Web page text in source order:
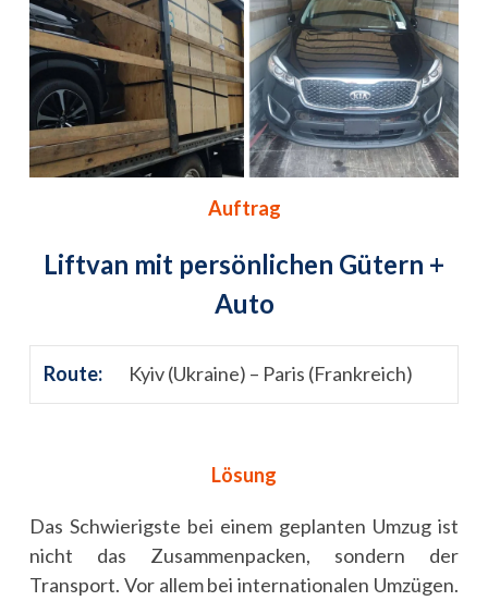
Auftrag
Liftvan mit persönlichen Gütern +
Auto
Route: Kyiv (Ukraine) – Paris (Frankreich)
Lösung
Das Schwierigste bei einem geplanten Umzug ist
nicht das Zusammenpacken, sondern der
Transport. Vor allem bei internationalen Umzügen.